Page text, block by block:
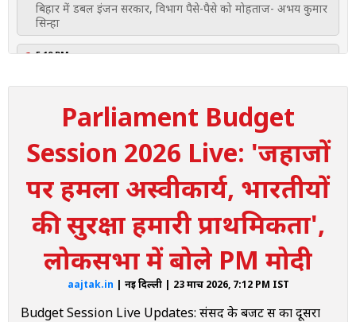
बिहार में डबल इंजन सरकार, विभाग पैसे-पैसे को मोहताज- अभय कुमार
सिन्हा
5:19 PM
में सरकार
3:37 PM
53 लाख मीट्रिक टन रिजर्व, करोड़ों बैरल कम तेल मंगा रहा भारत- PM
मोदी
2:55 PM
दुनियाभर में बढ़े पेट्रोले-डीजल के दाम, हमने नहीं बढ़ाए- निशिकांत दुबे
2:52 PM
प्रधानमंत्री मोदी के संबोधन की 10 बड़ी बातें
2:44 PM
Parliament Budget
Session 2026 Live: 'जहाजों
पर हमला अस्वीकार्य, भारतीयों
की सुरक्षा हमारी प्राथमिकता',
लोकसभा में बोले PM मोदी
aajtak.in | नई दिल्ली | 23 मार्च 2026, 7:12 PM IST
Budget Session Live Updates: संसद के बजट सत्र का दूसरा